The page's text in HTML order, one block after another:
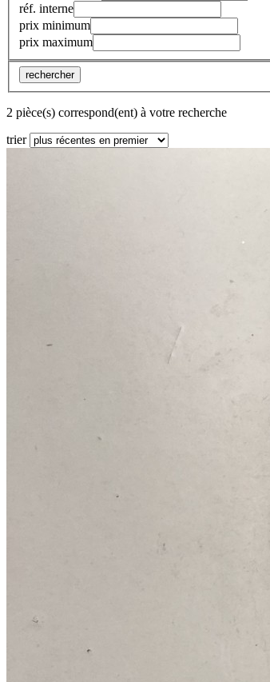
réf. interne
prix minimum
prix maximum
rechercher
2 pièce(s) correspond(ent) à votre recherche
trier